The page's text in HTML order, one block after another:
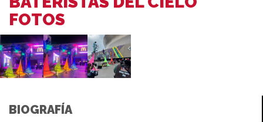
FOTOS
BIOGRAFÍA